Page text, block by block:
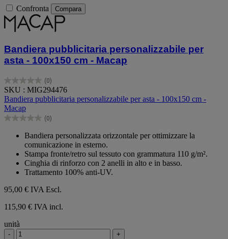
Confronta Compara
Bandiera pubblicitaria personalizzabile per
asta - 100x150 cm - Macap
(0)
0.0
su
5
stelle.
SKU : MIG294476
Bandiera pubblicitaria personalizzabile per asta - 100x150 cm -
Macap
(0)
0.0
Bandiera personalizzata orizzontale per ottimizzare la
comunicazione in esterno.
Stampa fronte/retro sul tessuto con grammatura 110 g/m².
Cinghia di rinforzo con 2 anelli in alto e in basso.
Trattamento 100% anti-UV.
95,00 € IVA Escl.
115,90 € IVA incl.
unità
- +